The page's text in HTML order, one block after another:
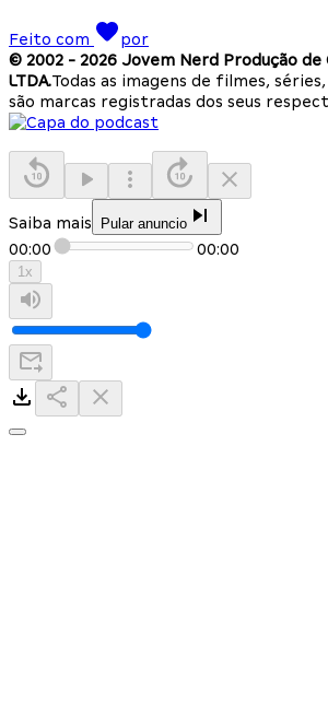
Feito com
por
© 2002 - 2026 Jovem Nerd Produção de
LTDA.Todas as imagens de filmes,
são marcas registradas dos seus
Saiba mais Pular anuncio
00:00 00:00
1x